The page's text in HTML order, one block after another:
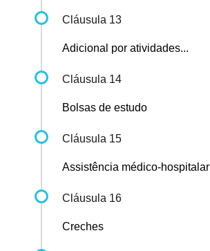
Cláusula 13
Adicional por atividades...
Cláusula 14
Bolsas de estudo
Cláusula 15
Assistência médico-hospitalar
Cláusula 16
Creches